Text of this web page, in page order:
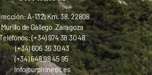
A-132, Km. 38, 22808
Murillo de Gállego ,Zaragoza
(+34) 974 38 30 48
(+34) 606 36 30 43
(+34) 648 98 45 95
info@urpirineos.es